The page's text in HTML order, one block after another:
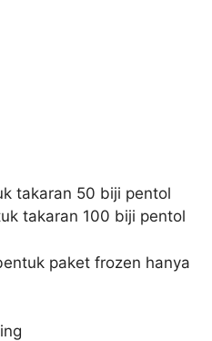
takaran 50 biji pentol
takaran 100 biji pentol
paket frozen hanya